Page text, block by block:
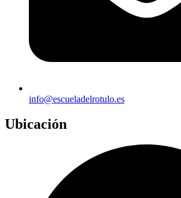
info@escueladelrotulo.es
Ubicación